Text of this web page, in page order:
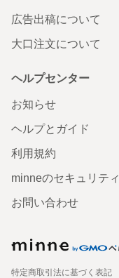
広告出稿について
大口注文について
ヘルプセンター
お知らせ
ヘルプとガイド
利用規約
minneのセキュリティ
お問い合わせ
特定商取引法に基づく表記